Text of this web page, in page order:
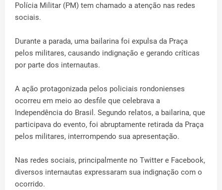
Polícia Militar (PM) tem chamado a atenção nas redes
sociais.
Durante a parada, uma bailarina foi expulsa da Praça
pelos militares, causando indignação e gerando críticas
por parte dos internautas.
A ação protagonizada pelos policiais rondonienses
ocorreu em meio ao desfile que celebrava a
Independência do Brasil. Segundo relatos, a bailarina, que
participava do evento, foi abruptamente retirada da Praça
pelos militares, interrompendo sua apresentação.
Nas redes sociais, principalmente no Twitter e Facebook,
diversos internautas expressaram sua indignação com o
ocorrido.